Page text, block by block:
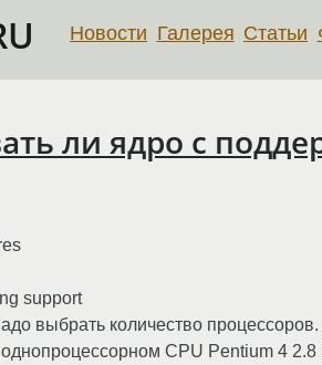
Новости Галерея Статьи
ли ядро с
support
выбрать количество процессоров.
CPU Pentium 4